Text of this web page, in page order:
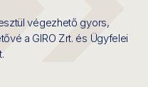
végezhető gyors,
a GIRO Zrt. és Ügyfelei